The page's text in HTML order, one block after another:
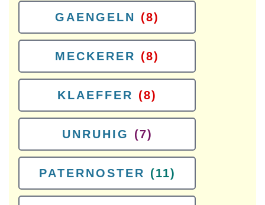
GAENGELN (8)
MECKERER (8)
KLAEFFER (8)
UNRUHIG (7)
PATERNOSTER (11)